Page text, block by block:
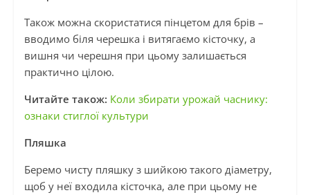
Також можна скористатися пінцетом для брів –
вводимо біля черешка і витягаємо кісточку, а
вишня чи черешня при цьому залишається
практично цілою.
Читайте також: Коли збирати урожай часнику:
ознаки стиглої культури
Пляшка
Беремо чисту пляшку з шийкою такого діаметру,
щоб у неї входила кісточка, але при цьому не